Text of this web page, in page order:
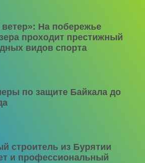
На побережье
проходит престижный
видов спорта
по защите Байкала до
строитель из Бурятии
и профессиональный